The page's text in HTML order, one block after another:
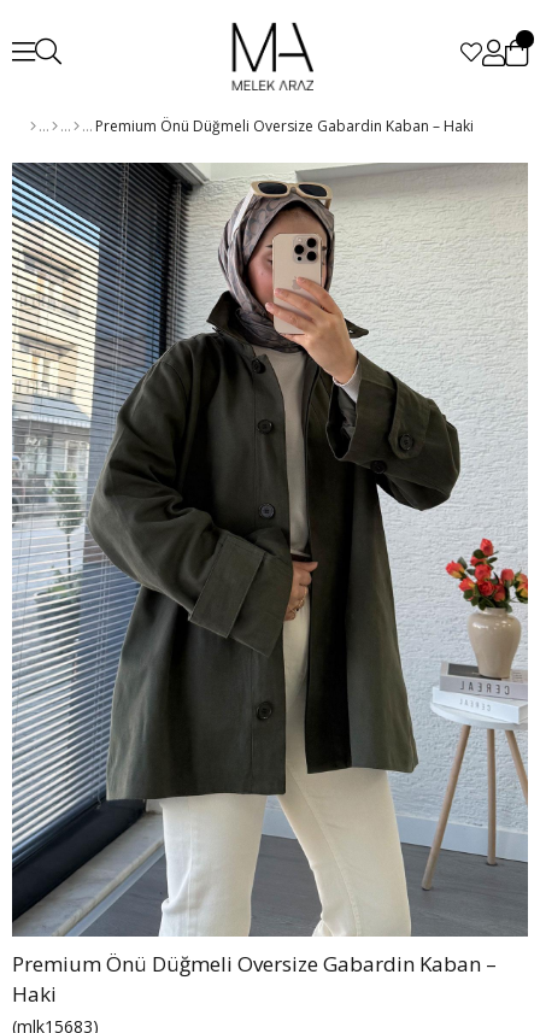
Premium Önü Düğmeli Oversize Gabardin Kaban – Haki
Premium Önü Düğmeli Oversize Gabardin Kaban –
Haki
(mlk15683)